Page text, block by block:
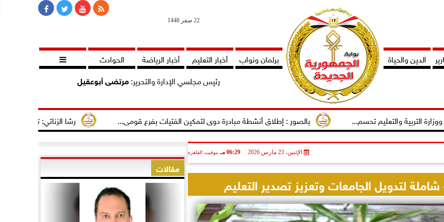
22 صفر 1448
الدين والحياة برلمان ونواب أخبار التعليم أخبار الرياضة الحوادث

رئيس مجلسي الإدارة والتحرير:مرتضى أبوعقيل
رشا الزناتي: تهنئ النائب مصطفى سالم بالصور : إطلاق أنشطة مبادرة دوى لتمكين الفتيات بفرع قومى... تحسم...
الإثنين، 23 مارس 2026 06:29 مـ بتوقيت القاهرة
لتدويل الجامعات وتعزيز تصدير التعليم
مقالات